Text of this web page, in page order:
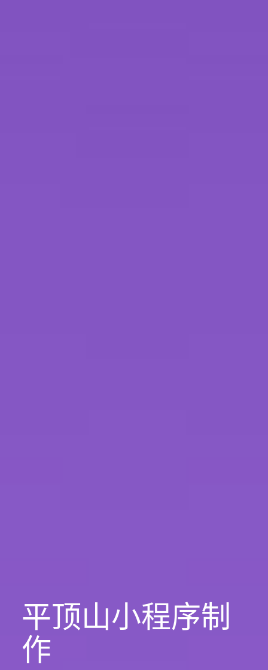
平顶山小程序制
作